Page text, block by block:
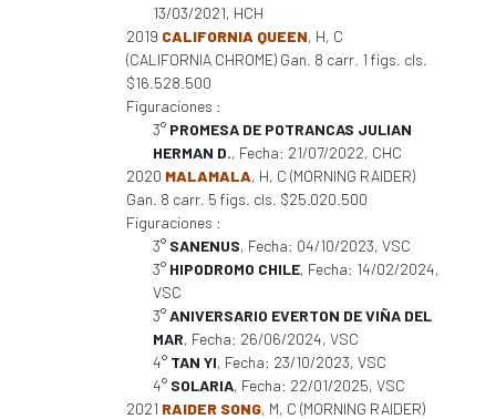
13/03/2021, HCH
2019 CALIFORNIA QUEEN, H, C
(CALIFORNIA CHROME) Gan. 8 carr. 1 figs. cls.
$16.528.500
Figuraciones :
3° PROMESA DE POTRANCAS JULIAN
HERMAN D., Fecha: 21/07/2022, CHC
2020 MALAMALA, H, C (MORNING RAIDER)
Gan. 8 carr. 5 figs. cls. $25.020.500
Figuraciones :
3° SANENUS, Fecha: 04/10/2023, VSC
3° HIPODROMO CHILE, Fecha: 14/02/2024,
VSC
3°ANIVERSARIO EVERTON DE VIÑA DEL
MAR, Fecha: 26/06/2024, VSC
4° TAN YI, Fecha: 23/10/2023, VSC
4° SOLARIA, Fecha: 22/01/2025, VSC
2021 RAIDER SONG, M, C (MORNING RAIDER)